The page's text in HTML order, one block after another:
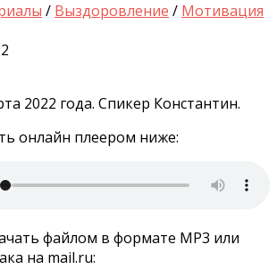
/ Выздоровление / Мотивация
2022 года. Спикер Константин.
онлайн плеером ниже:
файлом в формате MP3 или
на mail.ru: